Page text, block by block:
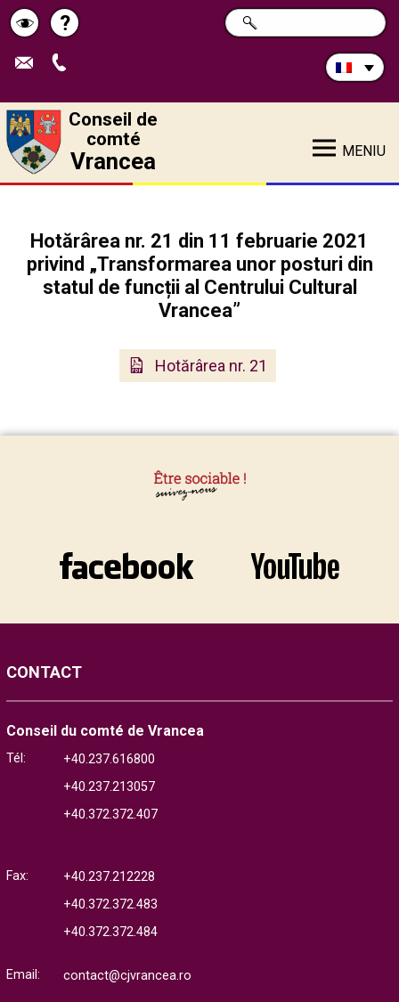
Schimbă
contrastul
Pagina
de
?
Rechercher
sur
CHERCHER
Conseil de
comté
Vrancea MENIU
Hotărârea nr. 21 din 11 februarie 2021
privind „Transformarea unor posturi din
statul de funcții al Centrului Cultural
Vrancea”
Hotărârea nr. 21
CONTACT
Conseil du comté de Vrancea
Tél:
+40.237.616800
+40.237.213057
+40.372.372.407
Fax:
+40.237.212228
+40.372.372.483
+40.372.372.484
Email: contact@cjvrancea.ro